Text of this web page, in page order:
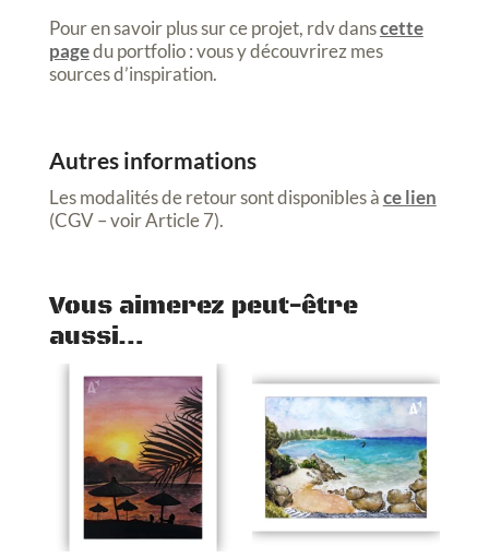
Pour en savoir plus sur ce projet, rdv danscette
pagedu portfolio : vous y découvrirez mes
sources d’inspiration.
Autres informations
Les modalités de retour sont disponibles àce lien
(CGV – voir Article 7).
Vous aimerez peut-être
aussi…